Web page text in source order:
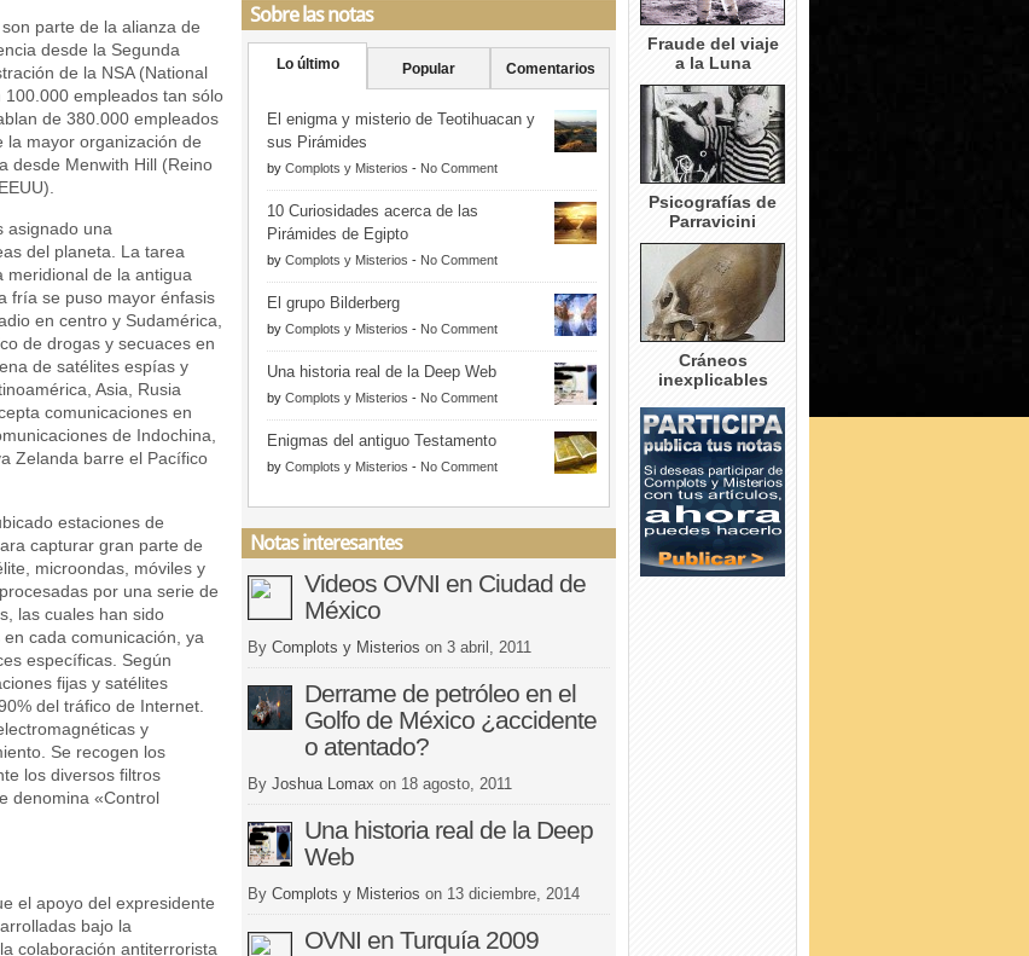
parte de la alianza de
desde la Segunda
de la NSA (National
empleados tan sólo
de 380.000 empleados
mayor organización de
desde Menwith Hill (Reino
asignado una
del planeta. La tarea
meridional de la antigua
fría se puso mayor énfasis
en centro y Sudamérica,
de drogas y secuaces en
de satélites espías y
Asia, Rusia
comunicaciones en
de Indochina,
Zelanda barre el Pacífico
estaciones de
capturar gran parte de
microondas, móviles y
por una serie de
las cuales han sido
cada comunicación, ya
específicas. Según
fijas y satélites
del tráfico de Internet.
y
Se recogen los
los diversos filtros
denomina «Control
el apoyo del expresidente
bajo la
colaboración antiterrorista
Sobre las notas
Lo último Popular Comentarios
El enigma y misterio de Teotihuacan y
sus Pirámides
by Complots y Misterios - No Comment
10 Curiosidades acerca de las
Pirámides de Egipto
by Complots y Misterios - No Comment
El grupo Bilderberg
by Complots y Misterios - No Comment
Una historia real de la Deep Web
by Complots y Misterios - No Comment
Enigmas del antiguo Testamento
by Complots y Misterios - No Comment
Notas interesantes
Videos OVNI en Ciudad de
México
By Complots y Misterios on 3 abril, 2011
Derrame de petróleo en el
Golfo de México ¿accidente
o atentado?
By Joshua Lomax on 18 agosto, 2011
Una historia real de la Deep
Web
By Complots y Misterios on 13 diciembre, 2014
OVNI en Turquía 2009
Fraude del viaje
a la Luna
Psicografías de
Parravicini
Cráneos
inexplicables